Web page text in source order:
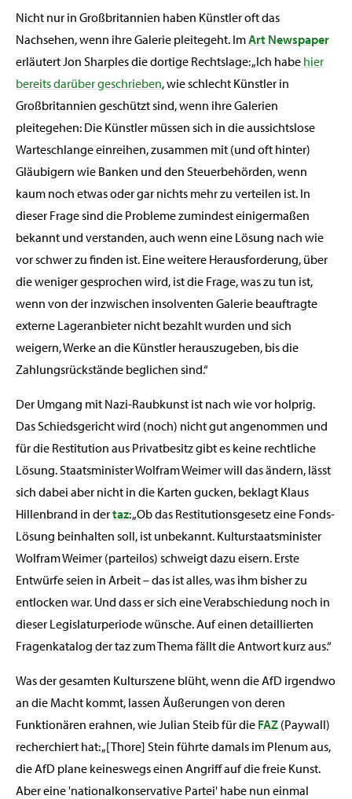
Nicht nur in Großbritannien haben Künstler oft das
Nachsehen, wenn ihre Galerie pleitegeht. ImArt Newspaper
erläutert Jon Sharples die dortige Rechtslage: „Ich habe hier
bereits darüber geschrieben, wie schlecht Künstler in
Großbritannien geschützt sind, wenn ihre Galerien
pleitegehen: Die Künstler müssen sich in die aussichtslose
Warteschlange einreihen, zusammen mit (und oft hinter)
Gläubigern wie Banken und den Steuerbehörden, wenn
kaum noch etwas oder gar nichts mehr zu verteilen ist. In
dieser Frage sind die Probleme zumindest einigermaßen
bekannt und verstanden, auch wenn eine Lösung nach wie
vor schwer zu finden ist. Eine weitere Herausforderung, über
die weniger gesprochen wird, ist die Frage, was zu tun ist,
wenn von der inzwischen insolventen Galerie beauftragte
externe Lageranbieter nicht bezahlt wurden und sich
weigern, Werke an die Künstler herauszugeben, bis die
Zahlungsrückstände beglichen sind.“
Der Umgang mit Nazi-Raubkunst ist nach wie vor holprig.
Das Schiedsgericht wird (noch) nicht gut angenommen und
für die Restitution aus Privatbesitz gibt es keine rechtliche
Lösung. Staatsminister Wolfram Weimer will das ändern, lässt
sich dabei aber nicht in die Karten gucken, beklagt Klaus
Hillenbrand in dertaz: „Ob das Restitutionsgesetz eine Fonds-
Lösung beinhalten soll, ist unbekannt. Kulturstaatsminister
Wolfram Weimer (parteilos) schweigt dazu eisern. Erste
Entwürfe seien in Arbeit – das ist alles, was ihm bisher zu
entlocken war. Und dass er sich eine Verabschiedung noch in
dieser Legislaturperiode wünsche. Auf einen detaillierten
Fragenkatalog der taz zum Thema fällt die Antwort kurz aus.“
Was der gesamten Kulturszene blüht, wenn die AfD irgendwo
an die Macht kommt, lassen Äußerungen von deren
Funktionären erahnen, wie Julian Steib für die FAZ (Paywall)
recherchiert hat: „[Thore] Stein führte damals im Plenum aus,
die AfD plane keineswegs einen Angriff auf die freie Kunst.
Aber eine 'nationalkonservative Partei' habe nun einmal